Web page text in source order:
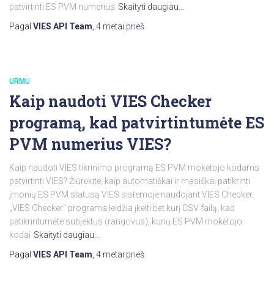
patvirtinti ES PVM numerius Skaityti daugiau…
Pagal VIES API Team, 4 metai prieš
URMU
Kaip naudoti VIES Checker
programą, kad patvirtintumėte ES
PVM numerius VIES?
Kaip naudoti VIES tikrinimo programą ES PVM mokėtojo kodams
patvirtinti VIES? Žiūrėkite, kaip automatiškai ir masiškai patikrinti
įmonių ES PVM statusą VIES sistemoje naudojant VIES Checker.
„VIES Checker“ programa leidžia įkelti bet kurį CSV failą, kad
patikrintumėte subjektus (rangovus), kurių ES PVM mokėtojo
kodai Skaityti daugiau…
Pagal VIES API Team, 4 metai prieš